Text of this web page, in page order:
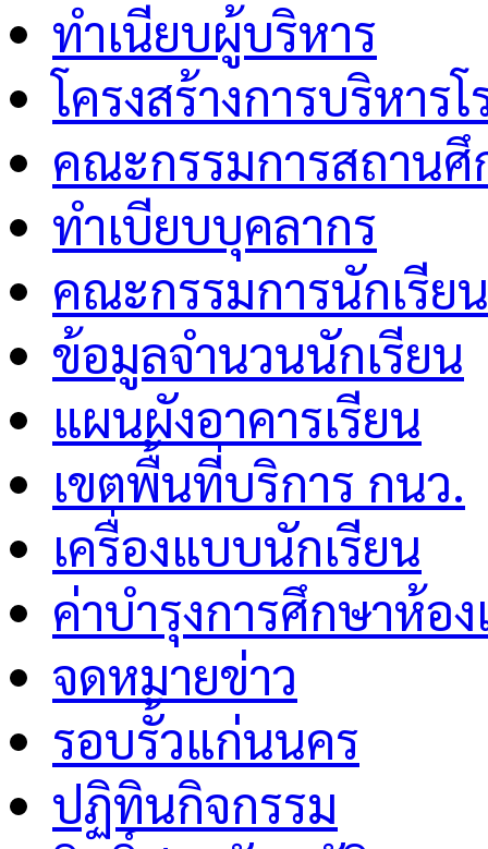
ทำเนียบผู้บริหาร
โครงสร้างการบริหารโ
คณะกรรมการสถาน
ทำเบียบบุคลากร
คณะกรรมการนักเรียน
ข้อมูลจำนวนนักเรียน
แผนผังอาคารเรียน
เขตพื้นที่บริการ กนว.
เครื่องแบบนักเรียน
ค่าบำรุงการศึกษาห้อ
จดหมายข่าว
รอบรั้วแก่นนคร
ปฏิทินกิจกรรม